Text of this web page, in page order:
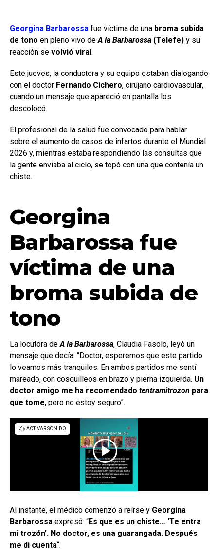
Georgina Barbarossa fue víctima de una broma subida
de tono en pleno vivo de A la Barbarossa (Telefe) y su
reacción se volvió viral.
Este jueves, la conductora y su equipo estaban dialogando
con el doctor Fernando Cichero, cirujano cardiovascular,
cuando un mensaje que apareció en pantalla los
descolocó.
El profesional de la salud fue convocado para hablar
sobre el aumento de casos de infartos durante el Mundial
2026 y, mientras estaba respondiendo las consultas que
la gente enviaba al ciclo, se topó con una que contenía un
chiste.
Georgina
Barbarossa fue
víctima de una
broma subida de
tono
La locutora de A la Barbarossa, Claudia Fasolo, leyó un
mensaje que decía: “Doctor, esperemos que este partido
lo veamos más tranquilos. En ambos partidos me sentí
mareado, con cosquilleos en brazo y pierna izquierda. Un
doctor amigo me ha recomendado tentramitrozon para
que tome, pero no estoy seguro”.
Al instante, el médico comenzó a reírse y Georgina
Barbarossa expresó: “Es que es un chiste… ‘Te entra
mi trozón’. No doctor, es una guarangada. Después
me di cuenta“.